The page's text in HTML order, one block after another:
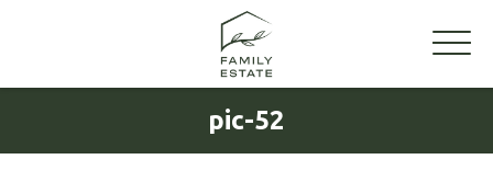
pic-52